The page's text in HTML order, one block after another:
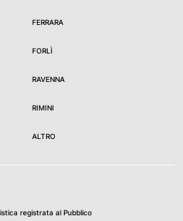
FERRARA
FORLÌ
RAVENNA
RIMINI
ALTRO
registrata al Pubblico